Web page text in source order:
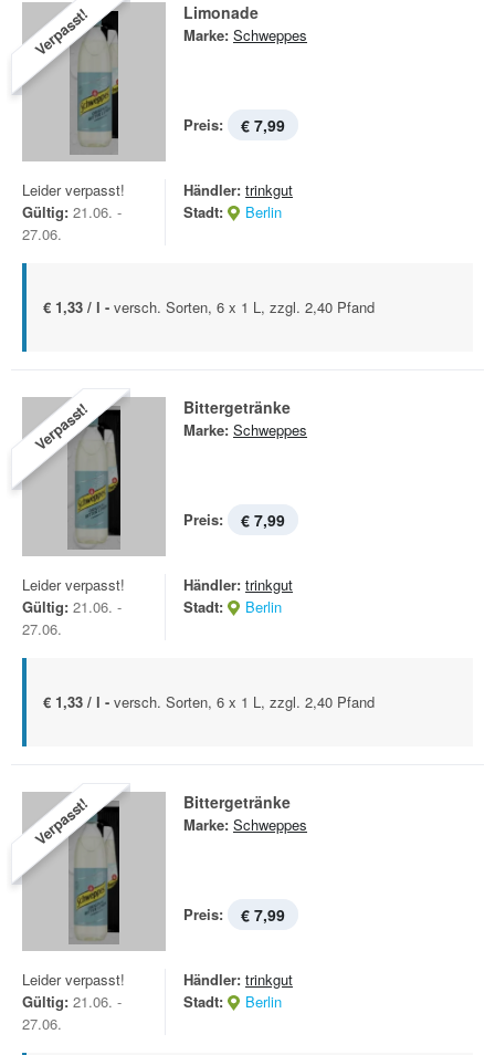
Verpasst! Limonade
Marke: Schweppes
Preis: € 7,99
Leider verpasst!
Gültig: 21.06. -
27.06.
Händler: trinkgut
Stadt:
Berlin
€ 1,33 / l - versch. Sorten, 6 x 1 L, zzgl. 2,40 Pfand
Verpasst! Bittergetränke
Marke: Schweppes
Preis: € 7,99
Leider verpasst!
Gültig: 21.06. -
27.06.
Händler: trinkgut
Stadt:
Berlin
€ 1,33 / l - versch. Sorten, 6 x 1 L, zzgl. 2,40 Pfand
Verpasst! Bittergetränke
Marke: Schweppes
Preis: € 7,99
Leider verpasst!
Gültig: 21.06. -
27.06.
Händler: trinkgut
Stadt:
Berlin